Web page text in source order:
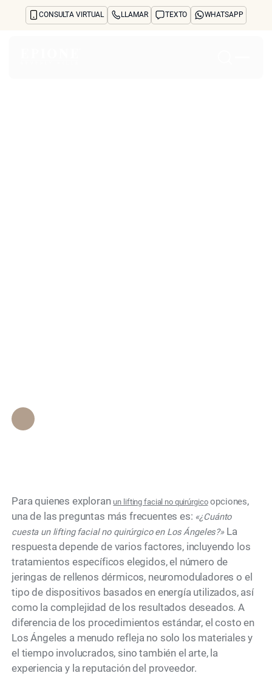
CONSULTA VIRTUAL LLAMAR TEXTO WHATSAPP
Para quienes exploran un lifting facial no quirúrgicoopciones,
una de las preguntas más frecuentes es: «¿Cuánto
cuesta un lifting facial no quirúrgico en Los Ángeles?» La
respuesta depende de varios factores, incluyendo los
tratamientos específicos elegidos, el número de
jeringas de rellenos dérmicos, neuromoduladores o el
tipo de dispositivos basados en energía utilizados, así
como la complejidad de los resultados deseados. A
diferencia de los procedimientos estándar, el costo en
Los Ángeles a menudo refleja no solo los materiales y
el tiempo involucrados, sino también el arte, la
experiencia y la reputación del proveedor.